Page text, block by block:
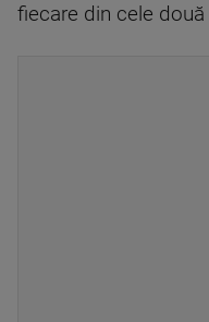
fiecare din cele